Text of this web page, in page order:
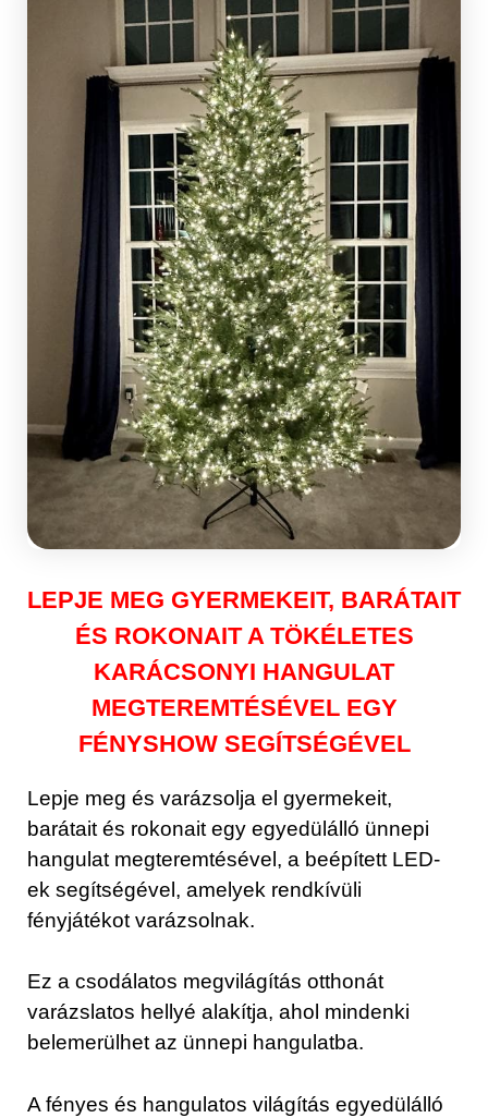
LEPJE MEG GYERMEKEIT, BARÁTAIT
ÉS ROKONAIT A TÖKÉLETES
KARÁCSONYI HANGULAT
MEGTEREMTÉSÉVEL EGY
FÉNYSHOW SEGÍTSÉGÉVEL
Lepje meg és varázsolja el gyermekeit,
barátait és rokonait egy egyedülálló ünnepi
hangulat megteremtésével, a beépített LED-
ek segítségével, amelyek rendkívüli
fényjátékot varázsolnak.
Ez a csodálatos megvilágítás otthonát
varázslatos hellyé alakítja, ahol mindenki
belemerülhet az ünnepi hangulatba.
A fényes és hangulatos világítás egyedülálló